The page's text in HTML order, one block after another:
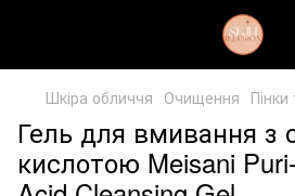
Шкіра обличчя Очищення Пінки
Гель для вмивання з
кислотою Meisani